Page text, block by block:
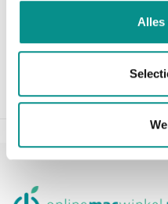
Alles
2011 HDD Flex kabel
Vervangende data kabel